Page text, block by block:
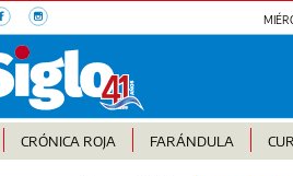
CRÓNICA ROJA FARÁNDULA